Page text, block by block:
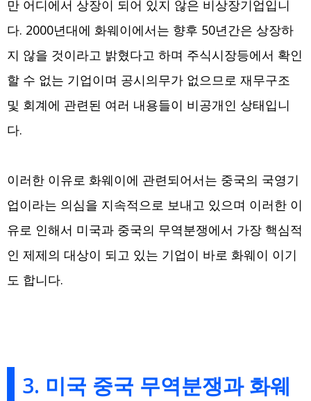
만 어디에서 상장이 되어 있지 않은 비상장기업입니
다. 2000년대에 화웨이에서는 향후 50년간은 상장하
지 않을 것이라고 밝혔다고 하며 주식시장등에서 확인
할 수 없는 기업이며 공시의무가 없으므로 재무구조
및 회계에 관련된 여러 내용들이 비공개인 상태입니
다.
이러한 이유로 화웨이에 관련되어서는 중국의 국영기
업이라는 의심을 지속적으로 보내고 있으며 이러한 이
유로 인해서 미국과 중국의 무역분쟁에서 가장 핵심적
인 제제의 대상이 되고 있는 기업이 바로 화웨이 이기
도 합니다.
3. 미국 중국 무역분쟁과 화웨